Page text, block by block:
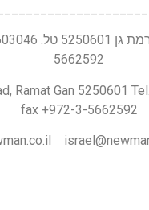
5662592
Ramat Gan 5250601
fax +972-3-5662592